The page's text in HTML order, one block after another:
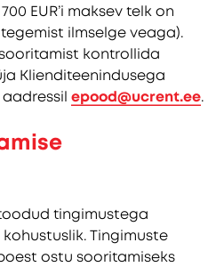
EUR’i maksev telk on
tegemist ilmselge veaga).
kontrollida
Klienditeenindusega
aadressil epood@ucrent.ee.
tingimustega
Tingimuste
ostu sooritamiseks